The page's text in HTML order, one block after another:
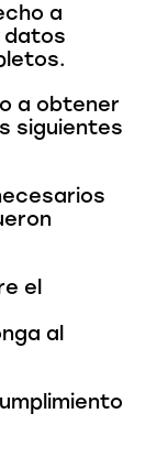
a
datos
a obtener
siguientes
el
al